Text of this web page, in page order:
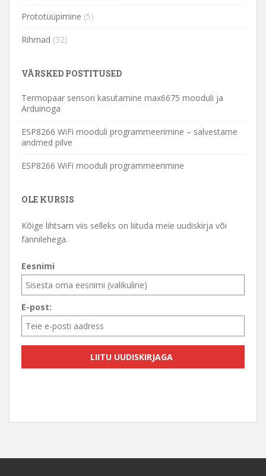
Prototüüpimine (5)
Rihmad (32)
VÄRSKED POSTITUSED
Termopaar sensori kasutamine max6675 mooduli ja
Arduinoga
ESP8266 WiFi mooduli programmeerimine – salvestame
andmed pilve
ESP8266 WiFi mooduli programmeerimine
OLE KURSIS
Kõige lihtsam viis selleks on liituda meie uudiskirja või
fännilehega.
Eesnimi
E-post: